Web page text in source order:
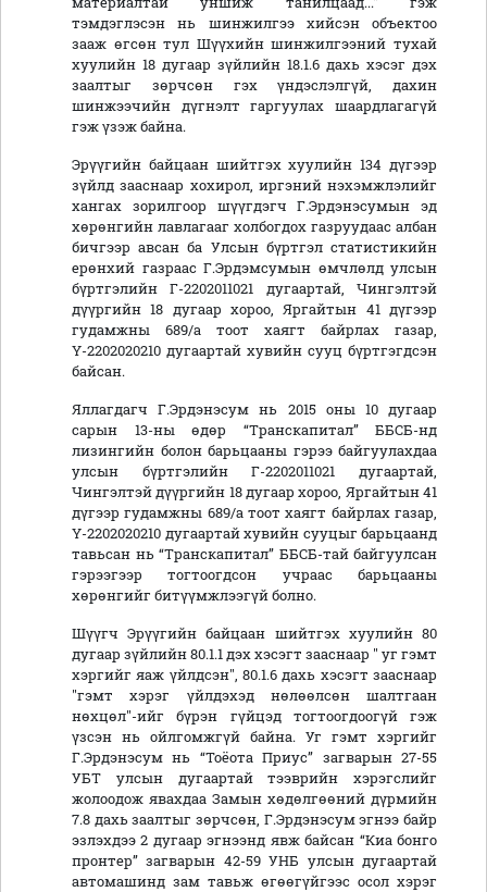
тэмдэглэсэн нь шинжилгээ хийсэн объектоо
зааж өгсөн тул Шүүхийн шинжилгээний тухай
хуулийн 18 дугаар зүйлийн 18.1.6 дахь хэсэг дэх
заалтыг зөрчсөн гэх үндэслэлгүй, дахин
шинжээчийн дүгнэлт гаргуулах шаардлагагүй
гэж үзэж байна.
Эрүүгийн байцаан шийтгэх хуулийн 134 дүгээр
зүйлд зааснаар хохирол, иргэний нэхэмжлэлийг
хангах зорилгоор шүүгдэгч Г.Эрдэнэсумын эд
хөрөнгийн лавлагааг холбогдох газруудаас албан
бичгээр авсан ба Улсын бүртгэл статистикийн
ерөнхий газраас Г.Эрдэмсумын өмчлөлд улсын
бүртгэлийн Г-2202011021 дугаартай, Чингэлтэй
дүүргийн 18 дугаар хороо, Яргайтын 41 дүгээр
гудамжны 689/а тоот хаягт байрлах газар,
Ү-2202020210 дугаартай хувийн сууц бүртгэгдсэн
байсан.
Яллагдагч Г.Эрдэнэсум нь 2015 оны 10 дугаар
сарын 13-ны өдөр “Транскапитал” ББСБ-нд
лизингийн болон барьцааны гэрээ байгуулахдаа
улсын бүртгэлийн Г-2202011021 дугаартай,
Чингэлтэй дүүргийн 18 дугаар хороо, Яргайтын 41
дүгээр гудамжны 689/а тоот хаягт байрлах газар,
Ү-2202020210 дугаартай хувийн сууцыг барьцаанд
тавьсан нь “Транскапитал” ББСБ-тай байгуулсан
гэрээгээр тогтоогдсон учраас барьцааны
хөрөнгийг битүүмжлээгүй болно.
Шүүгч Эрүүгийн байцаан шийтгэх хуулийн 80
дугаар зүйлийн 80.1.1 дэх хэсэгт зааснаар " уг гэмт
хэргийг яаж үйлдсэн", 80.1.6 дахь хэсэгт зааснаар
"гэмт хэрэг үйлдэхэд нөлөөлсөн шалтгаан
нөхцөл"-ийг бүрэн гүйцэд тогтоогдоогүй гэж
үзсэн нь ойлгомжгүй байна. Уг гэмт хэргийг
Г.Эрдэнэсум нь “Тоёота Приус” загварын 27-55
УБТ улсын дугаартай тээврийн хэрэгслийг
жолоодож явахдаа Замын хөдөлгөөний дүрмийн
7.8 дахь заалтыг зөрчсөн, Г.Эрдэнэсум эгнээ байр
эзлэхдээ 2 дугаар эгнээнд явж байсан “Киа бонго
пронтер” загварын 42-59 УНБ улсын дугаартай
автомашинд зам тавьж өгөөгүйгээс осол хэрэг